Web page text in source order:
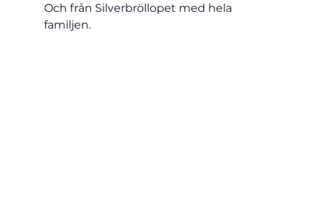
Och från Silverbröllopet med hela
familjen.